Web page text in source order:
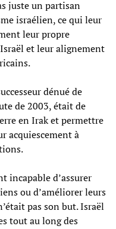
juste un partisan
israélien, ce qui leur
leur propre
et leur alignement
dénué de
de 2003, était de
en Irak et permettre
acquiescement à
incapable d’assurer
ou d’améliorer leurs
pas son but. Israël
tout au long des